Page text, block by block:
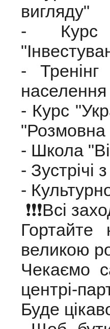
вигляду"
- Курс
- Тренінг
- Курс
"Розмовна
- Школа
-
-
❗️❗️❗️Всі
великою
Чекаємо
центрі-
Буде